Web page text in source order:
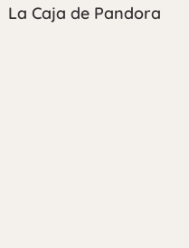
La Caja de Pandora